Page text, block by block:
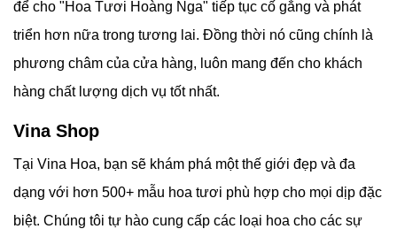
để cho "Hoa Tươi Hoàng Nga" tiếp tục cố gắng và phát
triển hơn nữa trong tương lai. Đồng thời nó cũng chính là
phương châm của cửa hàng, luôn mang đến cho khách
hàng chất lượng dịch vụ tốt nhất.
Vina Shop
Tại Vina Hoa, bạn sẽ khám phá một thế giới đẹp và đa
dạng với hơn 500+ mẫu hoa tươi phù hợp cho mọi dịp đặc
biệt. Chúng tôi tự hào cung cấp các loại hoa cho các sự